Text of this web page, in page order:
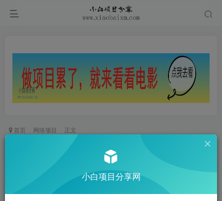
首页 网络项目 正文
新手玩转虚拟项目实战，揭秘单品1万+大类目操
2年前发布
关注
小白项目分享网